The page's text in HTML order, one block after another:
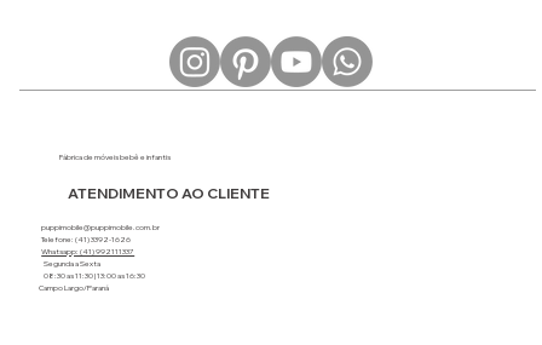
Fábrica de móveis bebê e infantis
puppimobile@puppimobile.com.br
Telefone: (41) 3392-1626
Whatsapp: (41) 992111337
Segunda a Sexta
08:30 as 11:30 | 13:00 as 16:30
Campo Largo/Paraná
ATENDIMENTO AO CLIENTE